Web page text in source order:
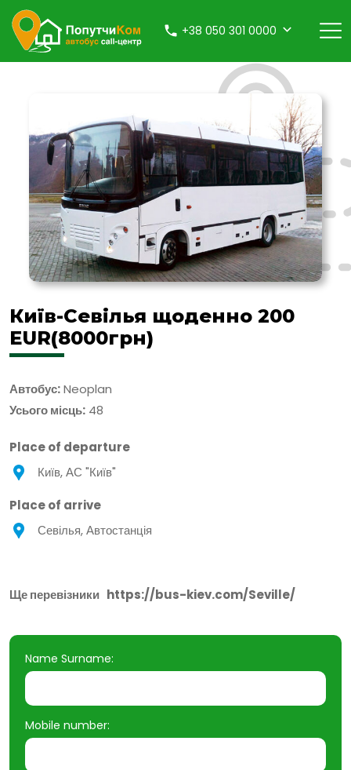
+38 050 301 0000
Київ-Севілья щоденно 200
EUR(8000грн)
Автобус:Neoplan
Усього місць: 48
Place of departure
Київ, АС "Київ"
Place of arrive
Севілья, Автостанція
Ще перевізники https://bus-kiev.com/Seville/
Name Surname:
Mobile number: